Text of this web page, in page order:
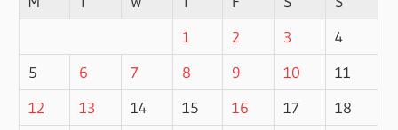
1
2 3
4
5
6 7 8 9 10
11
12
13 14 15 16 17
18